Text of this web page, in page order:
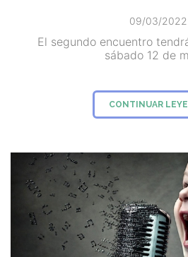
09/03/2022
El segundo encuentro
sábado 12 de
CONTINUAR